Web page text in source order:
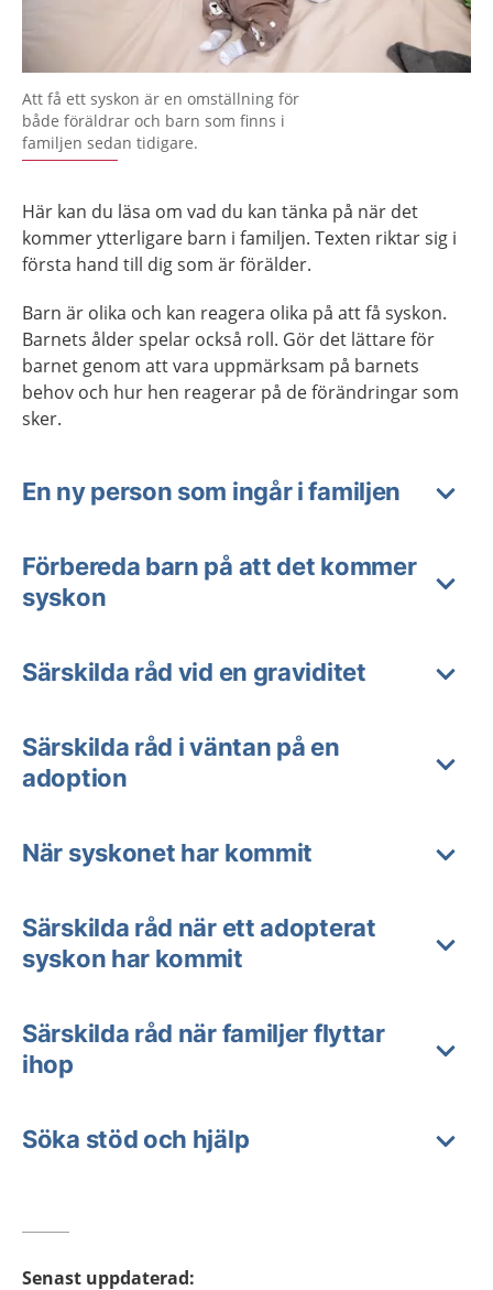
Att få ett syskon är en omställning för
både föräldrar och barn som finns i
familjen sedan tidigare.
Här kan du läsa om vad du kan tänka på när det
kommer ytterligare barn i familjen. Texten riktar sig i
första hand till dig som är förälder.
Barn är olika och kan reagera olika på att få syskon.
Barnets ålder spelar också roll. Gör det lättare för
barnet genom att vara uppmärksam på barnets
behov och hur hen reagerar på de förändringar som
sker.
En ny person som ingår i familjen
Förbereda barn på att det kommer
syskon
Särskilda råd vid en graviditet
Särskilda råd i väntan på en
adoption
När syskonet har kommit
Särskilda råd när ett adopterat
syskon har kommit
Särskilda råd när familjer flyttar
ihop
Söka stöd och hjälp
Senast uppdaterad: